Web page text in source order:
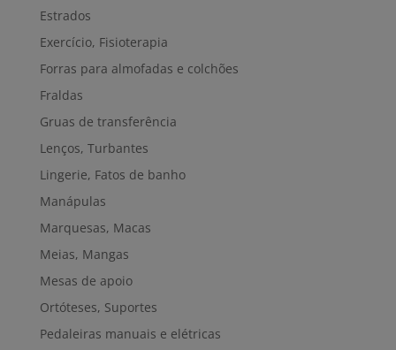
Estrados
Exercício, Fisioterapia
Forras para almofadas e colchões
Fraldas
Gruas de transferência
Lenços, Turbantes
Lingerie, Fatos de banho
Manápulas
Marquesas, Macas
Meias, Mangas
Mesas de apoio
Ortóteses, Suportes
Pedaleiras manuais e elétricas